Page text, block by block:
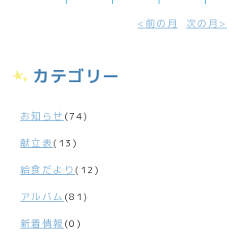
前の月 次の月
カテゴリー
お知らせ (74)
献立表(13)
給食だより (12)
アルバム (81)
新着情報 (0)